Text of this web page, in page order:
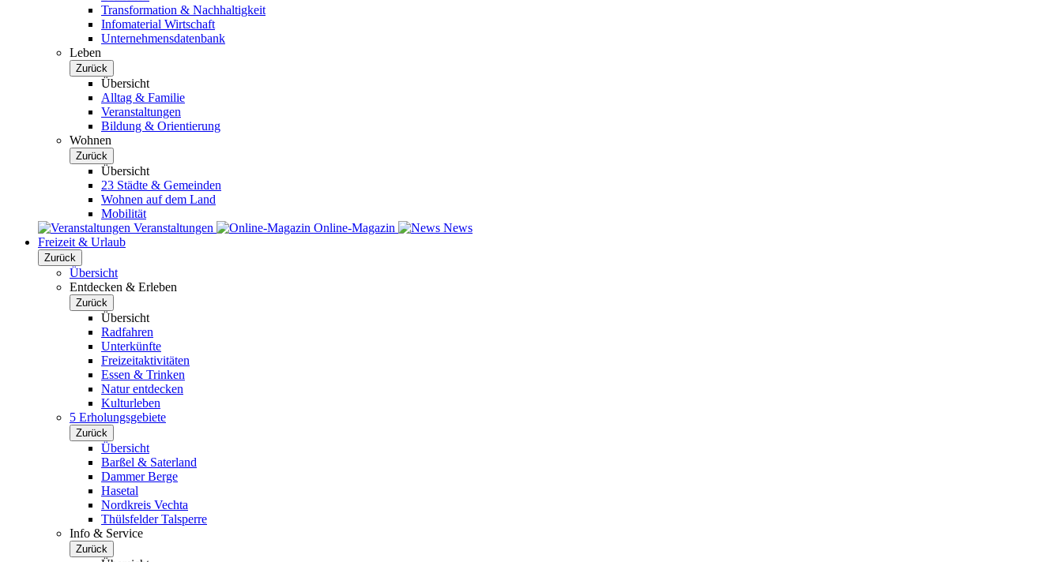
Transformation & Nachhaltigkeit
Infomaterial Wirtschaft
Unternehmensdatenbank
Leben
Zurück
Übersicht
Alltag & Familie
Veranstaltungen
Bildung & Orientierung
Wohnen
Zurück
Übersicht
23 Städte & Gemeinden
Wohnen auf dem Land
Mobilität
Veranstaltungen
Online-Magazin
News
Freizeit & Urlaub
Zurück
Übersicht
Entdecken & Erleben
Zurück
Übersicht
Radfahren
Unterkünfte
Freizeitaktivitäten
Essen & Trinken
Natur entdecken
Kulturleben
5 Erholungsgebiete
Zurück
Übersicht
Barßel & Saterland
Dammer Berge
Hasetal
Nordkreis Vechta
Thülsfelder Talsperre
Info & Service
Zurück